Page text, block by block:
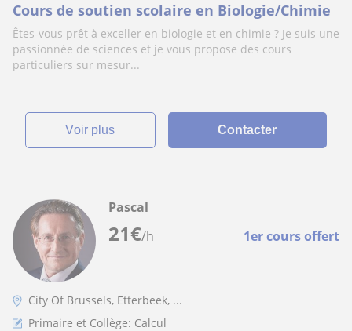
Cours de soutien scolaire en Biologie/Chimie
Êtes-vous prêt à exceller en biologie et en chimie ? Je suis une
passionnée de sciences et je vous propose des cours
particuliers sur mesur...
voir plus Contacter
21€/h 1er cours offert
Pascal
City Of Brussels, Etterbeek, ...
Primaire et Collège: Calcul